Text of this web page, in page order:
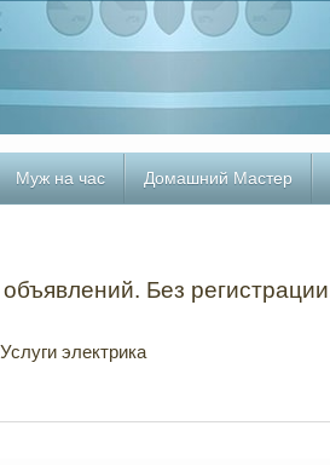
Муж на час Домашний Мастер
Без
электрика